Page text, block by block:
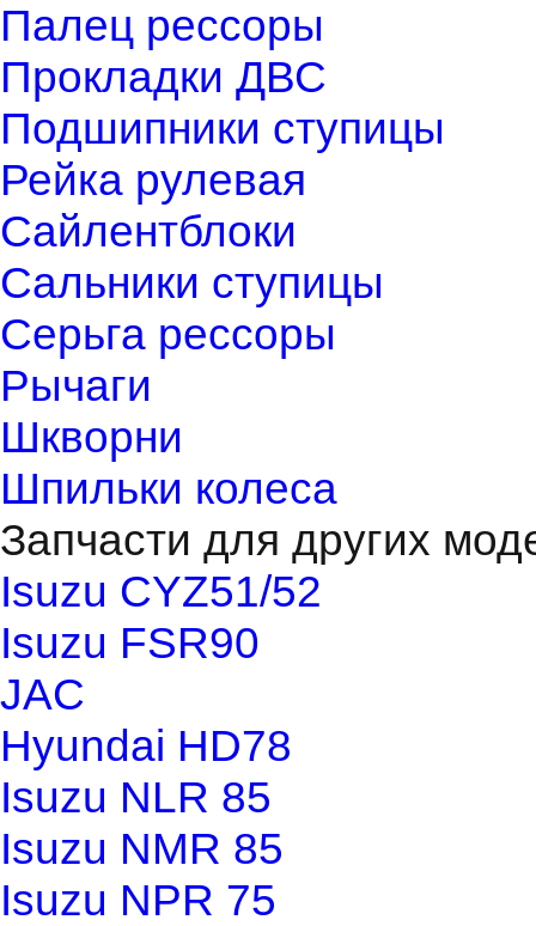
Палец рессоры
Прокладки ДВС
Подшипники ступицы
Рейка рулевая
Сайлентблоки
Сальники ступицы
Серьга рессоры
Рычаги
Шкворни
Шпильки колеса
Запчасти для других
Isuzu CYZ51/52
Isuzu FSR90
JAC
Hyundai HD78
Isuzu NLR 85
Isuzu NMR 85
Isuzu NPR 75